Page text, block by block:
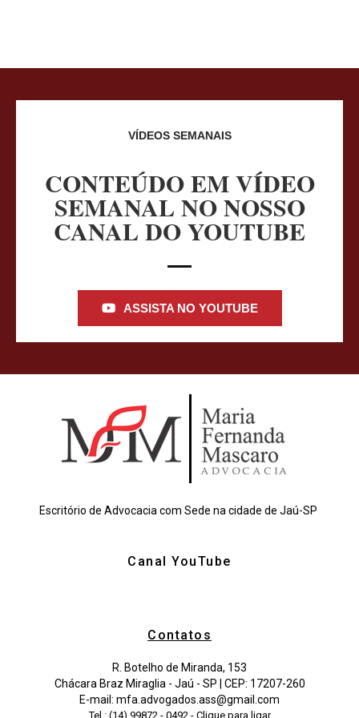
VÍDEOS SEMANAIS
CONTEÚDO EM VÍDEO
SEMANAL NO NOSSO
CANAL DO YOUTUBE
ASSISTA NO YOUTUBE
Escritório de Advocacia com Sede na cidade de Jaú-SP
Canal YouTube
Contatos
R. Botelho de Miranda, 153
Chácara Braz Miraglia - Jaú - SP | CEP: 17207-260
E-mail: mfa.advogados.ass@gmail.com
Tel.: (14) 99872 - 0492 - Clique para ligar